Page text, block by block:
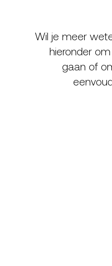
Wil je meer
hieronder
gaan of